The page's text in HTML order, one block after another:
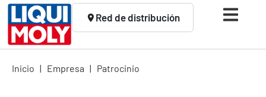
Red de distribución
Inicio | Empresa | Patrocinio